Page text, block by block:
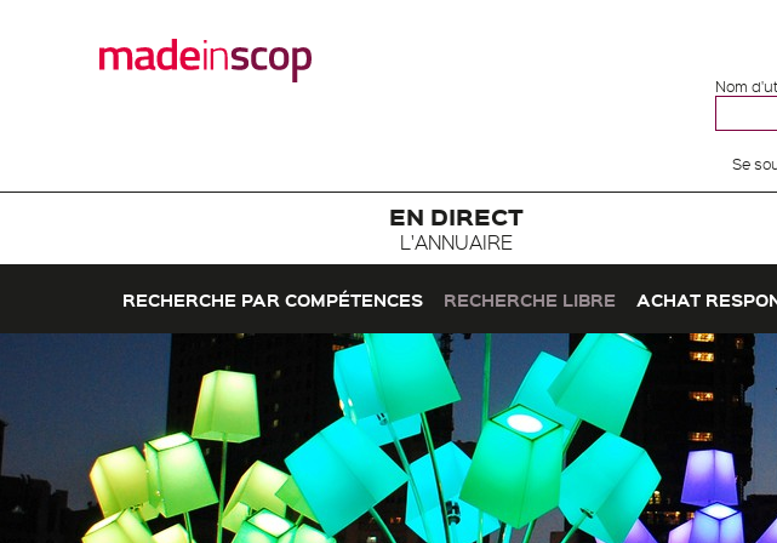
Nom
Se
EN DIRECT
L'ANNUAIRE
RECHERCHE PAR COMPÉTENCES RECHERCHE LIBRE ACHAT